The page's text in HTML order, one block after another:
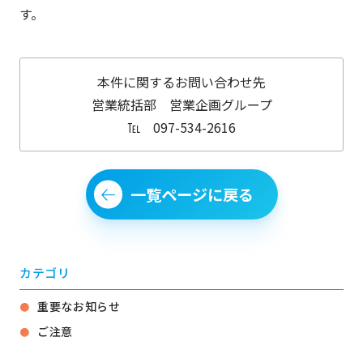
す。
本件に関するお問い合わせ先
営業統括部 営業企画グループ
℡ 097-534-2616
一覧ページに戻る
カテゴリ
重要なお知らせ
ご注意